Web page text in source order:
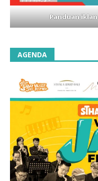
Panduan
AGENDA